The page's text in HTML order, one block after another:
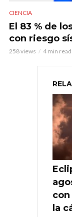
CIENCIA
El 83 % de
con riesgo
258 views 4 min read
la